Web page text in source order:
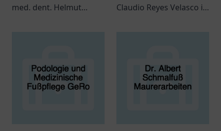
med. dent. Helmut
zahnmedizinische
Leistungen bietet.
Claudio Reyes Velasco in